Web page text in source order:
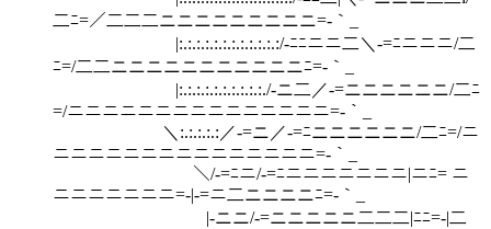
二ﾆ=／二二二ニニニニニニニニニ=‐｀_
|:.:.:.:.:.:.:.:.:.:.:.:/‐ﾆﾆニニ二＼‐=ﾆニニニ/二
ﾆ=/二二ニニニニニニニニニニニﾆ=‐｀_
|:.:.:.:.:.:.:.:.:.:./‐ニ二／‐=ニニニニニニ/二ﾆ
=/ニニニニニニニニニニニニニニニ=‐｀_
＼:.:.:.:.:／‐=ニ／‐=ﾆニニニニニニ/二ﾆ=/ニ
ニニニニニニニニニニニニニニニ=‐｀_
＼/‐=ﾆニ/‐=ﾆニニニニニニニ|ニﾆ= ニ
ニニニニニニニ=‐|‐=ニ二ニニニニﾆ=‐｀_
|‐ニニ/‐=ニニニニニ二二二|ﾆﾆ=‐|二